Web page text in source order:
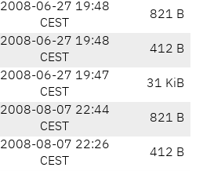
2008-06-27 19:48
CEST
821 B
2008-06-27 19:48
CEST
412 B
2008-06-27 19:47
CEST
31 KiB
2008-08-07 22:44
CEST
821 B
2008-08-07 22:26
CEST
412 B